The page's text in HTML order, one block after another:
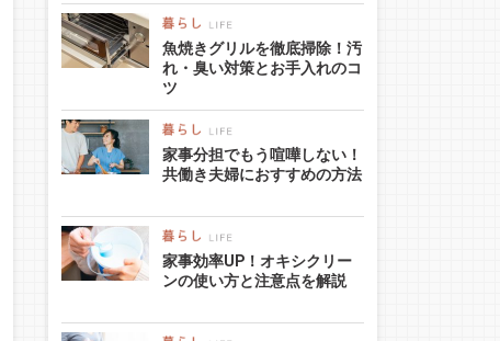
魚焼きグリルを徹底掃除！汚
れ・臭い対策とお手入れのコ
ツ
家事分担でもう喧嘩しない！
共働き夫婦におすすめの方法
家事効率UP！オキシクリー
ンの使い方と注意点を解説